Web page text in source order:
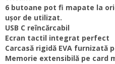
6 butoane pot fi mapate la
ușor de utilizat.
USB C reîncărcabil
Ecran tactil integrat perfect
Carcasă rigidă EVA furnizată
Memorie extensibilă pe card